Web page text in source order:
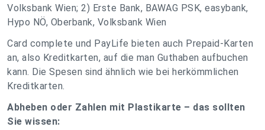
Volksbank Wien; 2) Erste Bank, BAWAG PSK, easybank,
Hypo NÖ, Oberbank, Volksbank Wien
Card complete und PayLife bieten auch Prepaid-Karten
an, also Kreditkarten, auf die man Guthaben aufbuchen
kann. Die Spesen sind ähnlich wie bei herkömmlichen
Kreditkarten.
Abheben oder Zahlen mit Plastikarte – das sollten
Sie wissen: